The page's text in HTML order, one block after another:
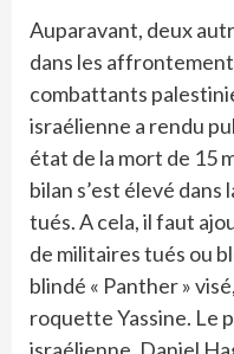
Auparavant, deux
dans les
combattants
israélienne a rendu
état de la mort de 15
bilan s’est élevé
tués. A cela, il faut
de militaires tués ou
blindé « Panther »
roquette Yassine. Le